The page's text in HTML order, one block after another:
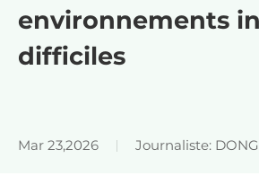
environnements
difficiles
Mar 23,2026 Journaliste: